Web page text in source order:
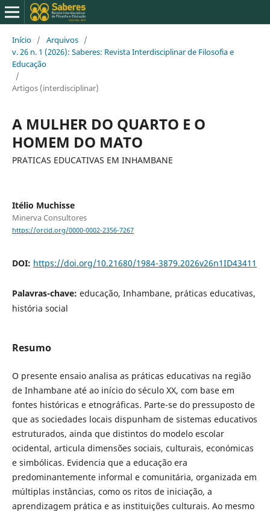
Início / Arquivos /
v. 26 n. 1 (2026): Saberes: Revista Interdisciplinar de Filosofia e
Educação
/
Artigos (interdisciplinar)
A MULHER DO QUARTO E O
HOMEM DO MATO
PRATICAS EDUCATIVAS EM INHAMBANE
Itélio Muchisse
Minerva Consultores
https://orcid.org/0000-0002-2356-7267
DOI: https://doi.org/10.21680/1984-3879.2026v26n1ID43411
Palavras-chave: educação, Inhambane, práticas educativas,
história social
Resumo
O presente ensaio analisa as práticas educativas na região
de Inhambane até ao início do século XX, com base em
fontes históricas e etnográficas. Parte-se do pressuposto de
que as sociedades locais dispunham de sistemas educativos
estruturados, ainda que distintos do modelo escolar
ocidental, articula dimensões sociais, culturais, económicas
e simbólicas. Evidencia que a educação era
predominantemente informal e comunitária, organizada em
múltiplas instâncias, como os ritos de iniciação, a
aprendizagem prática e as instituições culturais. Ao mesmo